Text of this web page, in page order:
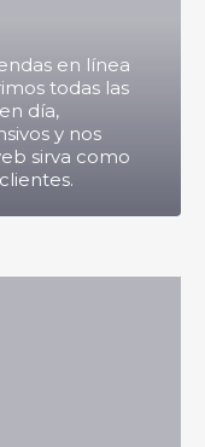
en línea
todas las
día,
y nos
sirva como